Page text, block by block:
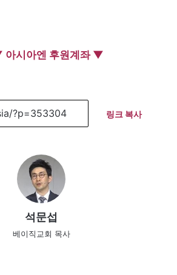
시아엔 후원계좌 ▼
링크 복사
석문섭
베이직교회 목사